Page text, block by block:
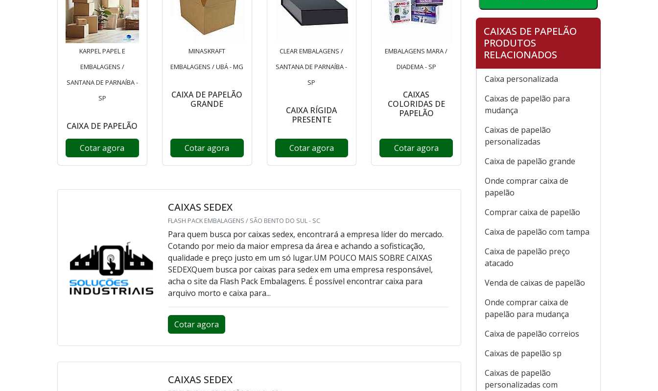
KARPEL PAPEL E
EMBALAGENS /
SANTANA DE PARNAÍBA -
SP
CAIXA DE PAPELÃO
Cotar agora
MINASKRAFT
EMBALAGENS / UBÁ - MG
CAIXA DE PAPELÃO
GRANDE
Cotar agora
CLEAR EMBALAGENS /
SANTANA DE PARNAÍBA -
SP
CAIXA RÍGIDA
PRESENTE
Cotar agora
EMBALAGENS MARA /
DIADEMA - SP
CAIXAS
COLORIDAS DE
PAPELÃO
Cotar agora
CAIXAS SEDEX
FLASH PACK EMBALAGENS / SÃO BENTO DO SUL - SC
Para quem busca por caixas sedex, encontrará a empresa líder do mercado.
Cotando por meio da maior empresa da área e achando a sofisticação,
qualidade e preço justo em um só lugar.UM POUCO MAIS SOBRE CAIXAS
SEDEXQuem busca por caixas para sedex em uma empresa responsável,
acha o site da Flash Pack Embalagens. É possível encontrar caixa para
arquivo morto e caixa para...
Cotar agora
CAIXAS SEDEX
CAIXAS DE PAPELÃO
PRODUTOS
RELACIONADOS
Caixa personalizada
Caixas de papelão para
mudança
Caixas de papelão
personalizadas
Caixa de papelão grande
Onde comprar caixa de
papelão
Comprar caixa de papelão
Caixa de papelão com tampa
Caixa de papelão preço
atacado
Venda de caixas de papelão
Onde comprar caixa de
papelão para mudança
Caixa de papelão correios
Caixas de papelão sp
Caixas de papelão
personalizadas com